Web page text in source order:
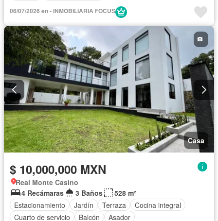
06/07/2026 en - INMOBILIARIA FOCUS
Casa
$ 10,000,000 MXN
Real Monte Casino
4 Recámaras
3 Baños
528 m²
Estacionamiento
Jardín Terraza
Cocina integral
Cuarto de servicio
Balcón Asador